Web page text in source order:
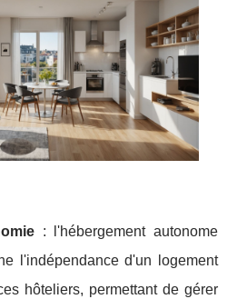
: l'hébergement autonome
l'indépendance d'un logement
hôteliers, permettant de gérer